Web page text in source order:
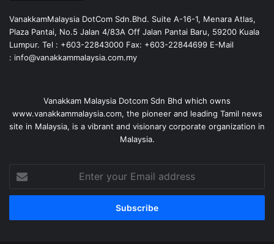
VanakkamMalaysia DotCom Sdn.Bhd. Suite A-16-1, Menara Atlas,
Plaza Pantai, No.5 Jalan 4/83A Off Jalan Pantai Baru, 59200 Kuala
Lumpur. Tel : +603-22843000 Fax: +603-22844699 E-Mail
: info@vanakkammalaysia.com.my
Vanakkam Malaysia Dotcom Sdn Bhd which owns
www.vanakkammalaysia.com, the pioneer and leading Tamil news
site in Malaysia, is a vibrant and visionary corporate organization in
Malaysia.
your
Email